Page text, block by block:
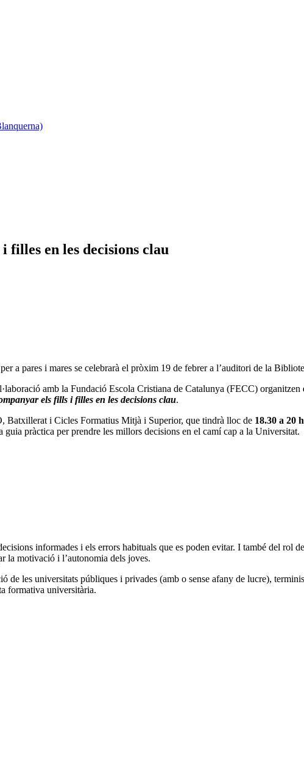
en les decisions clau
a pares i mares se celebrarà el pròxim 19 de febrer a l’auditori de la
amb la Fundació Escola Cristiana de Catalunya (FECC) organitzen
els fills i filles en les decisions clau.
Batxillerat i Cicles Formatius Mitjà i Superior, que tindrà lloc de 18.30 a 20
pràctica per prendre les millors decisions en el camí cap a la Universitat.
informades i els errors habituals que es poden evitar. I també del rol
la motivació i l’autonomia dels joves.
les universitats públiques i privades (amb o sense afany de lucre),
formativa universitària.